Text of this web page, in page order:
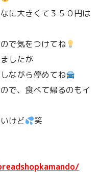
に大きくて３５０円は
で気をつけてね
したが
ながら停めてね
で、食べて帰るのもイ
けど
笑